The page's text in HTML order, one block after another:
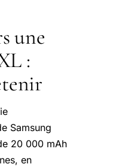
une
:
Samsung
20 000 mAh
en